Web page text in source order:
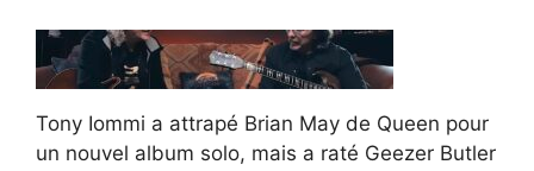
Tony Iommi a attrapé Brian May de Queen pour
un nouvel album solo, mais a raté Geezer Butler